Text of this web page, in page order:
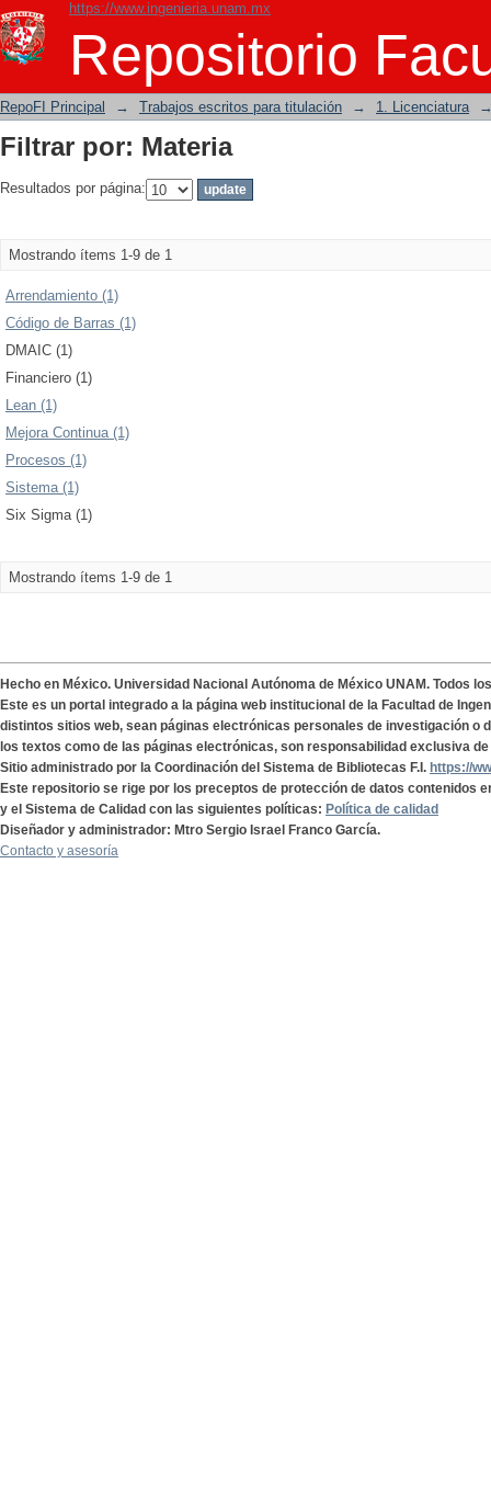
https://www.ingenieria.unam.mx
Repositorio
Filtrar por: Materia
RepoFI Principal → Trabajos escritos para titulación → 1. Licenciatura
Filtrar por: Materia
Resultados por página:
Mostrando ítems 1-9 de 1
Arrendamiento (1)
Código de Barras (1)
DMAIC (1)
Financiero (1)
Lean (1)
Mejora Continua (1)
Procesos (1)
Sistema (1)
Six Sigma (1)
Mostrando ítems 1-9 de 1
Hecho en México. Universidad Nacional Autónoma de México UNAM. Todos
Este es un portal integrado a la página web institucional de la Facultad de
distintos sitios web, sean páginas electrónicas personales de investigación o
los textos como de las páginas electrónicas, son responsabilidad exclusiva
Sitio administrado por la Coordinación del Sistema de Bibliotecas F.I. https://
Este repositorio se rige por los preceptos de protección de datos contenidos
y el Sistema de Calidad con las siguientes políticas: Política de calidad
Diseñador y administrador: Mtro Sergio Israel Franco García.
Contacto y asesoría